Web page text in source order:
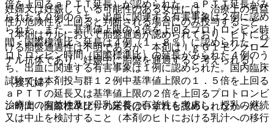
倍を上回るａＰＴＴ延長）が認められた。ａＰＴＴ延長がみ
られた１０例のうち、出血に関連する有害事象は２例に認め
られた。また、基準値上限の２倍を上回るプロトロンビン時
間＜国際標準比＞延長は４例（１．８％）に認められた。プ
ロトロンビン時間（国際標準比）の延長がみられた４例のう
ち、出血に関連する有害事象は１例に認められた。国内臨床
試験では本剤投与群１２例中基準値上限の１．５倍を上回る
ａＰＴＴの延長又は基準値上限の２倍を上回るプロトロンビ
ン時間（国際標準比）の延長はいずれも認められなかった。
妊婦又は妊娠している可能性のある女性には、治療上の有益
性が危険性を上回ると判断される場合にのみ投与すること
（本剤はサルにおいて胎盤通過が認められており、ヒトにお
ける胎盤通過性は不明であるが、本剤はＩｇＧ１モノクロー
ナル抗体であり、妊娠中に胎盤を通過すると考えられる）。
（授乳婦）
治療上の有益性及び母乳栄養の有益性を考慮し、授乳の継続
又は中止を検討すること（本剤のヒトにおける乳汁への移行